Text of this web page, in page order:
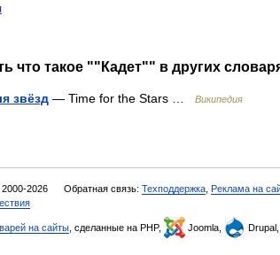
что такое ""Кадет"" в других
звёзд — Time for the Stars … Википедия
2026 Обратная связь: Техподдержка Реклама на
на сайты , сделанные на PHP, Joomla, Drupal,